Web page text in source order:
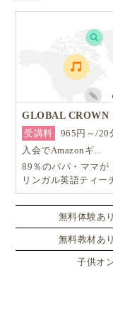
GLOBAL CROWN
受講料
965円～/20
入会でAmazonギ...
89％のパパ・ママ
リンガル英語ティー
会話
無料体験あり
無料教材あり
子供オ